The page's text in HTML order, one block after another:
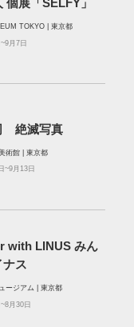
個展「SELFY」
TOKYO | 東京都
月7日
絶滅写真
術館 | 東京都
~9月13日
with LINUS みん
ナス
ージアム | 東京都
月30日